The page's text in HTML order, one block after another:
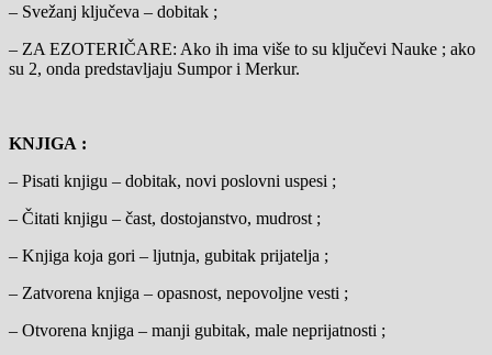
– Svežanj ključeva – dobitak ;
– ZA EZOTERIČARE: Ako ih ima više to su ključevi Nauke ; ako
su 2, onda predstavljaju Sumpor i Merkur.
KNJIGA :
– Pisati knjigu – dobitak, novi poslovni uspesi ;
– Čitati knjigu – čast, dostojanstvo, mudrost ;
– Knjiga koja gori – ljutnja, gubitak prijatelja ;
– Zatvorena knjiga – opasnost, nepovoljne vesti ;
– Otvorena knjiga – manji gubitak, male neprijatnosti ;